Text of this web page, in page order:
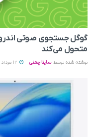
متحول می‌کند
نوشته شده توسط ساینا چمنی